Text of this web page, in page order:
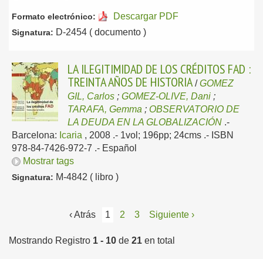
Formato electrónico: Descargar PDF
Signatura: D-2454 ( documento )
LA ILEGITIMIDAD DE LOS CRÉDITOS FAD :
TREINTA AÑOS DE HISTORIA /GOMEZ
GIL, Carlos ; GOMEZ-OLIVE, Dani ;
TARAFA, Gemma ; OBSERVATORIO DE
LA DEUDA EN LA GLOBALIZACIÓN .-
Barcelona: Icaria , 2008 .- 1vol; 196pp; 24cms .- ISBN
978-84-7426-972-7 .- Español
Mostrar tags
Signatura: M-4842 ( libro )
‹ Atrás 1 2 3 Siguiente ›
Mostrando Registro 1 - 10 de 21 en total